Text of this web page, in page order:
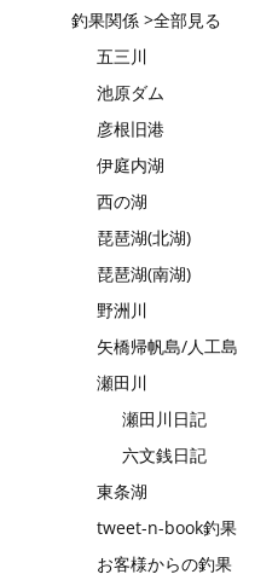
釣果関係 >全部見る
五三川
池原ダム
彦根旧港
伊庭内湖
西の湖
琵琶湖(北湖)
琵琶湖(南湖)
野洲川
矢橋帰帆島/人工島
瀬田川
瀬田川日記
六文銭日記
東条湖
tweet-n-book釣果
お客様からの釣果